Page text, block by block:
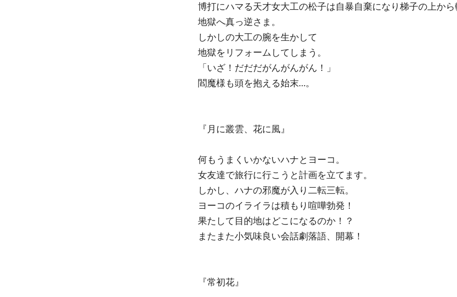
博打にハマる天才女大工の松子は自暴自棄になり梯子の上か
地獄へ真っ逆さま。
しかしの大工の腕を生かして
地獄をリフォームしてしまう。
「いざ！だだだがんがんがん！」
閻魔様も頭を抱える始末…。
『月に叢雲、花に風』
何もうまくいかないハナとヨーコ。
女友達で旅行に行こうと計画を立てます。
しかし、ハナの邪魔が入り二転三転。
ヨーコのイライラは積もり喧嘩勃発！
果たして目的地はどこになるのか！？
またまた小気味良い会話劇落語、開幕！
『常初花』